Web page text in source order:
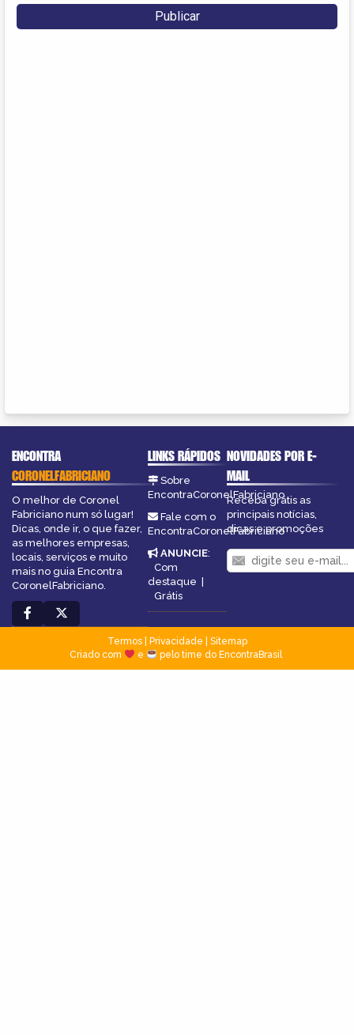
ENCONTRA
CORONELFABRICIANO
O melhor de Coronel
Fabriciano num só lugar!
Dicas, onde ir, o que fazer,
as melhores empresas,
locais, serviços e muito
mais no guia Encontra
CoronelFabriciano.
LINKS RÁPIDOS
Sobre
EncontraCoronelFabriciano
Fale com o
EncontraCoronelFabriciano
ANUNCIE:
Com
destaque
Grátis
NOVIDADES POR E-
MAIL
Receba grátis as
principais notícias,
dicas e promoções
Termos| Privacidade
Sitemap
Criado com
e pelo time do EncontraBrasil